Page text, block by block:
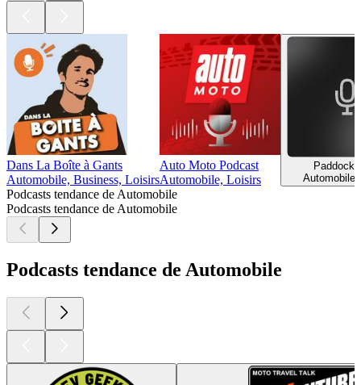
Dans La Boîte à Gants
Automobile, Business, Loisirs
Auto Moto Podcast
Automobile, Loisirs
Paddock
Podcasts tendance de Automobile
Podcasts tendance de Automobile
Podcasts tendance de Automobile